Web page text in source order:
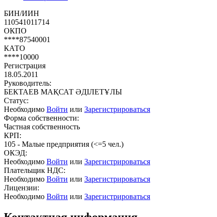
БИН/ИИН
110541011714
ОКПО
****87540001
КАТО
****10000
Регистрация
18.05.2011
Руководитель:
БЕКТАЕВ МАҚСАТ ӘДІЛЕТҰЛЫ
Статус:
Необходимо Войти или Зарегистрироваться
Форма собственности:
Частная собственность
КРП:
105 - Малые предприятия (<=5 чел.)
ОКЭД:
Необходимо Войти или Зарегистрироваться
Плательщик НДС:
Необходимо Войти или Зарегистрироваться
Лицензии:
Необходимо Войти или Зарегистрироваться